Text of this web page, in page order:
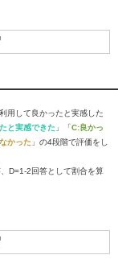
用して良かったと実感した
と実感できた 」「C:良かっ
かった 」の4段階で評価をし
D=1-2回答として割合を算